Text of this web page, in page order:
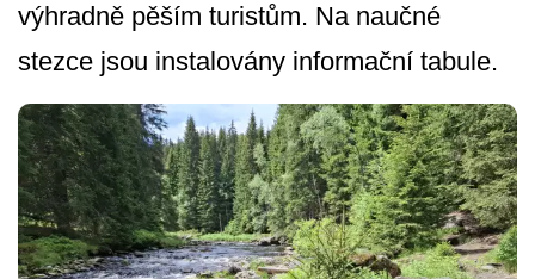
výhradně pěším turistům. Na naučné
stezce jsou instalovány informační tabule.